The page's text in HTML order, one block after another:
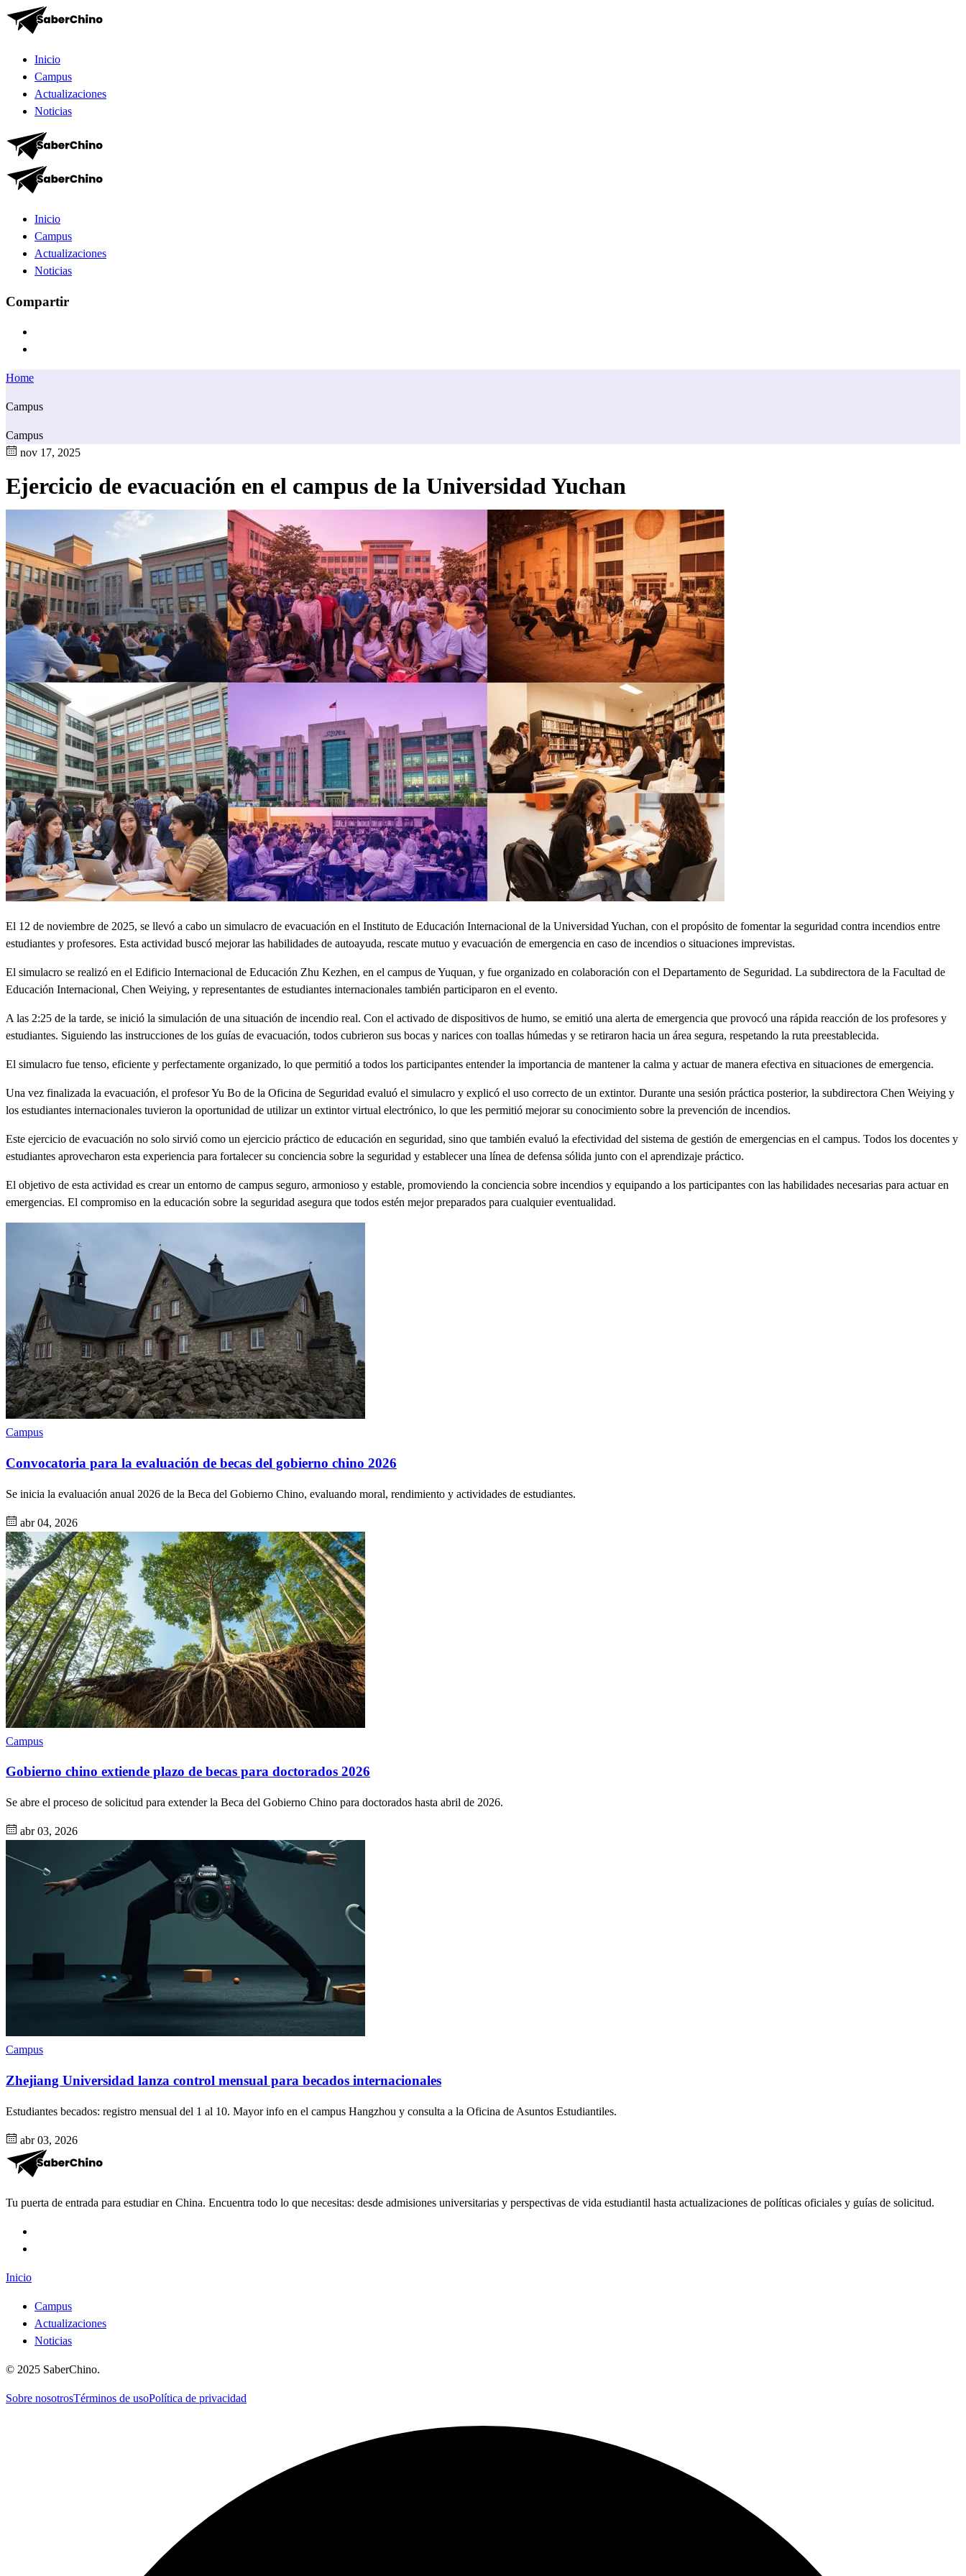
Inicio
Campus
Actualizaciones
Noticias
Inicio
Campus
Actualizaciones
Noticias
Compartir
Home
Campus
Campus
nov 17, 2025
Ejercicio de evacuación en el campus de la Universidad Yuchan
El 12 de noviembre de 2025, se llevó a cabo un simulacro de evacuación en el Instituto de Educación Internacional de la Universidad Yuchan, con el propósito de fomentar la seguridad contra incendios entre
estudiantes y profesores. Esta actividad buscó mejorar las habilidades de autoayuda, rescate mutuo y evacuación de emergencia en caso de incendios o situaciones imprevistas.
El simulacro se realizó en el Edificio Internacional de Educación Zhu Kezhen, en el campus de Yuquan, y fue organizado en colaboración con el Departamento de Seguridad. La subdirectora de la Facultad de
Educación Internacional, Chen Weiying, y representantes de estudiantes internacionales también participaron en el evento.
A las 2:25 de la tarde, se inició la simulación de una situación de incendio real. Con el activado de dispositivos de humo, se emitió una alerta de emergencia que provocó una rápida reacción de los profesores y
estudiantes. Siguiendo las instrucciones de los guías de evacuación, todos cubrieron sus bocas y narices con toallas húmedas y se retiraron hacia un área segura, respetando la ruta preestablecida.
El simulacro fue tenso, eficiente y perfectamente organizado, lo que permitió a todos los participantes entender la importancia de mantener la calma y actuar de manera efectiva en situaciones de emergencia.
Una vez finalizada la evacuación, el profesor Yu Bo de la Oficina de Seguridad evaluó el simulacro y explicó el uso correcto de un extintor. Durante una sesión práctica posterior, la subdirectora Chen Weiying y
los estudiantes internacionales tuvieron la oportunidad de utilizar un extintor virtual electrónico, lo que les permitió mejorar su conocimiento sobre la prevención de incendios.
Este ejercicio de evacuación no solo sirvió como un ejercicio práctico de educación en seguridad, sino que también evaluó la efectividad del sistema de gestión de emergencias en el campus. Todos los docentes y
estudiantes aprovecharon esta experiencia para fortalecer su conciencia sobre la seguridad y establecer una línea de defensa sólida junto con el aprendizaje práctico.
El objetivo de esta actividad es crear un entorno de campus seguro, armonioso y estable, promoviendo la conciencia sobre incendios y equipando a los participantes con las habilidades necesarias para actuar en
emergencias. El compromiso en la educación sobre la seguridad asegura que todos estén mejor preparados para cualquier eventualidad.
Campus
Convocatoria para la evaluación de becas del gobierno chino 2026
Se inicia la evaluación anual 2026 de la Beca del Gobierno Chino, evaluando moral, rendimiento y actividades de estudiantes.
abr 04, 2026
Campus
Gobierno chino extiende plazo de becas para doctorados 2026
Se abre el proceso de solicitud para extender la Beca del Gobierno Chino para doctorados hasta abril de 2026.
abr 03, 2026
Campus
Zhejiang Universidad lanza control mensual para becados internacionales
Estudiantes becados: registro mensual del 1 al 10. Mayor info en el campus Hangzhou y consulta a la Oficina de Asuntos Estudiantiles.
abr 03, 2026
Tu puerta de entrada para estudiar en China. Encuentra todo lo que necesitas: desde admisiones universitarias y perspectivas de vida estudiantil hasta actualizaciones de políticas oficiales y guías de solicitud.
Inicio
Campus
Actualizaciones
Noticias
© 2025 SaberChino.
Sobre nosotrosTérminos de usoPolítica de privacidad